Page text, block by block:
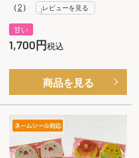
（2） レビューを見る
甘い
1,700 税込
商品を見る